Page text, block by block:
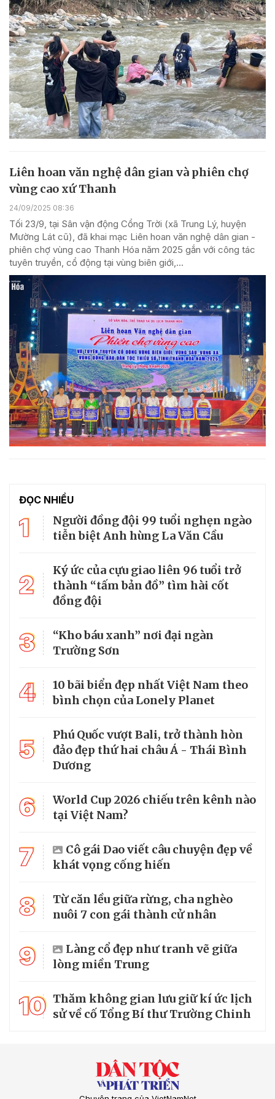
Liên hoan văn nghệ dân gian và phiên chợ
vùng cao xứ Thanh
24/09/2025 08:36
Tối 23/9, tại Sân vận động Cổng Trời (xã Trung Lý, huyện
Mường Lát cũ), đã khai mạc Liên hoan văn nghệ dân gian -
phiên chợ vùng cao Thanh Hóa năm 2025 gắn với công tác
tuyên truyền, cổ động tại vùng biên giới,...
ĐỌC NHIỀU
1
Người đồng đội 99 tuổi nghẹn ngào
tiễn biệt Anh hùng La Văn Cầu
2
Ký ức của cựu giao liên 96 tuổi trở
thành “tấm bản đồ” tìm hài cốt
đồng đội
3
“Kho báu xanh” nơi đại ngàn
Trường Sơn
4
10 bãi biển đẹp nhất Việt Nam theo
bình chọn của Lonely Planet
5
Phú Quốc vượt Bali, trở thành hòn
đảo đẹp thứ hai châu Á - Thái Bình
Dương
6
World Cup 2026 chiếu trên kênh nào
tại Việt Nam?
7
Cô gái Dao viết câu chuyện đẹp về
khát vọng cống hiến
8
Từ căn lều giữa rừng, cha nghèo
nuôi 7 con gái thành cử nhân
9
Làng cổ đẹp như tranh vẽ giữa
lòng miền Trung
10 Thăm không gian lưu giữ kí ức lịch
sử về cố Tổng Bí thư Trường Chinh